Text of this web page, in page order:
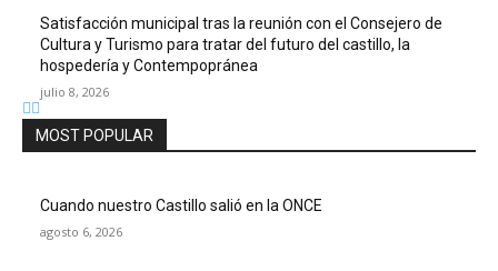
Satisfacción municipal tras la reunión con el Consejero de
Cultura y Turismo para tratar del futuro del castillo, la
hospedería y Contempopránea
julio 8, 2026
MOST POPULAR
Cuando nuestro Castillo salió en la ONCE
agosto 6, 2026